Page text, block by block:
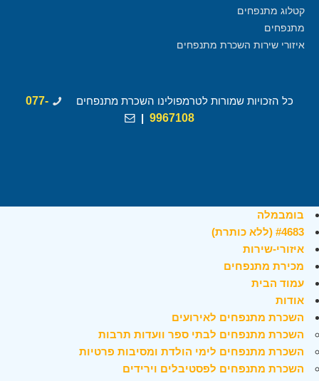
קטלוג מתנפחים
מתנפחים
איזורי שירות השכרת מתנפחים
כל הזכויות שמורות לטרמפולינו השכרת מתנפחים
077-
9967108
|
בומבמלה
#4683 (ללא כותרת)
איזורי-שירות
מכירת מתנפחים
עמוד הבית
אודות
השכרת מתנפחים לאירועים
השכרת מתנפחים לבתי ספר וועדות תרבות
השכרת מתנפחים לימי הולדת ומסיבות פרטיות
השכרת מתנפחים לפסטיבלים וירידים